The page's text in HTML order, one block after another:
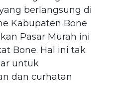
berlangsung di
Kabupaten Bone
Pasar Murah ini
Bone. Hal ini tak
untuk
dan curhatan